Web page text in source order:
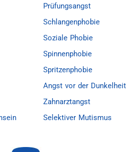
Prüfungsangst
Schlangenphobie
Soziale Phobie
Spinnenphobie
Spritzenphobie
Angst vor der Dunkelheit
Zahnarztangst
Selektiver Mutismus